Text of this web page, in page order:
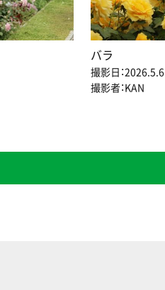
バラ
撮影日：2026.5.6
撮影者：KAN